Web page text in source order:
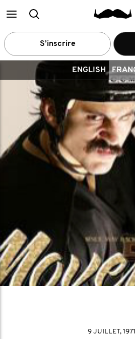
MainRecherche
S’inscrire
ENGLISH
9 JUILLET, 1971